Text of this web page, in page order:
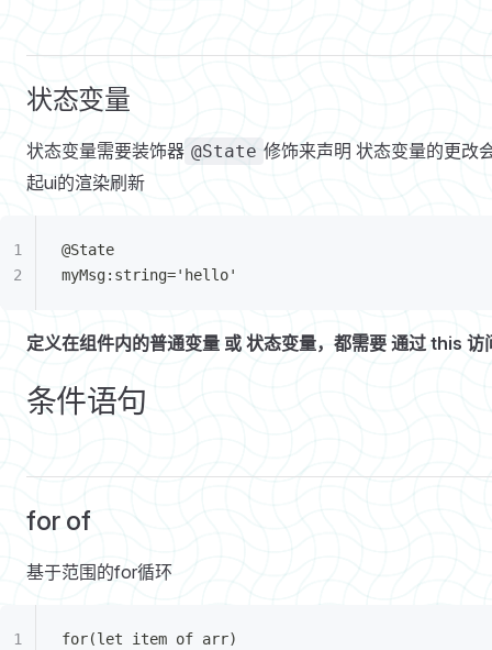
状态变量
状态变量需要装饰器 @State 修饰来声明 状态变量的更改
起ui的渲染刷新
@State
myMsg:string='hello'
定义在组件内的普通变量 或 状态变量，都需要 通过 this 访
条件语句
for of
基于范围的for循环
for(let item of arr)